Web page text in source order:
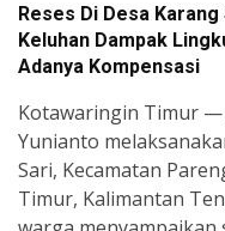
Reses Di Desa
Keluhan Dampak
Adanya Kompensasi
Kotawaringin Timur —
Yunianto
Sari, Kecamatan
Timur, Kalimantan